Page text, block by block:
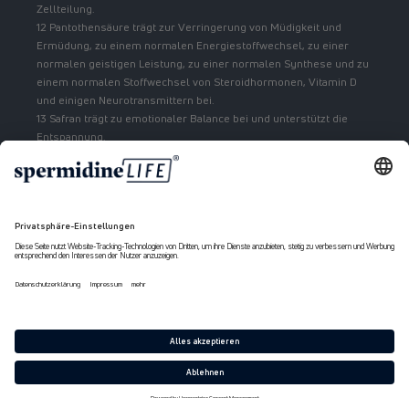
Zellteilung.
12 Pantothensäure trägt zur Verringerung von Müdigkeit und
Ermüdung, zu einem normalen Energiestoffwechsel, zu einer
normalen geistigen Leistung, zu einer normalen Synthese und zu
einem normalen Stoffwechsel von Steroidhormonen, Vitamin D
und einigen Neurotransmittern bei.
13 Safran trägt zu emotionaler Balance bei und unterstützt die
Entspannung.